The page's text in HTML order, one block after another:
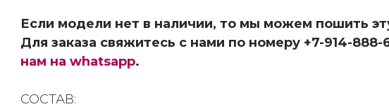
Если модели нет в наличии, то мы можем пошить
Для заказа свяжитесь с нами по номеру +7-914-888-
нам на whatsapp.
СОСТАВ: